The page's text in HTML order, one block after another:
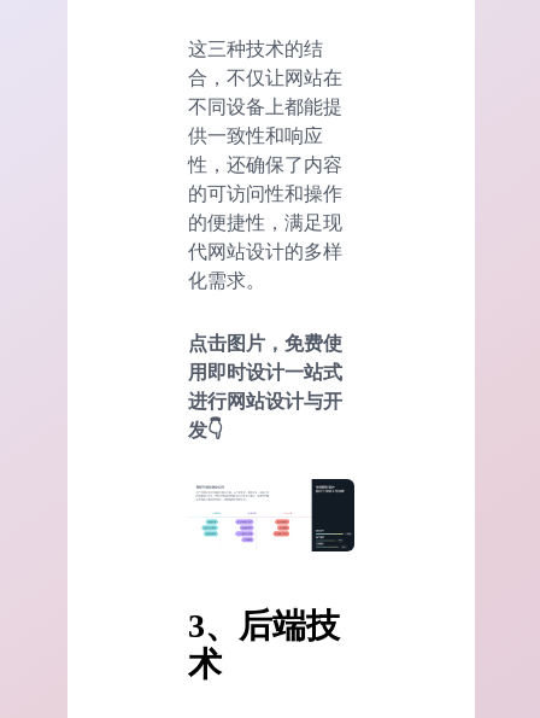
这三种技术的结
合，不仅让网站在
不同设备上都能提
供一致性和响应
性，还确保了内容
的可访问性和操作
的便捷性，满足现
代网站设计的多样
化需求。
点击图片，免费使
用即时设计一站式
进行网站设计与开
发👇
3、后端技
术